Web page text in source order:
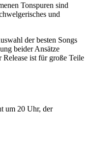
Tonspuren sind
und
der besten Songs
beider Ansätze
ist für große Teile
um 20 Uhr, der